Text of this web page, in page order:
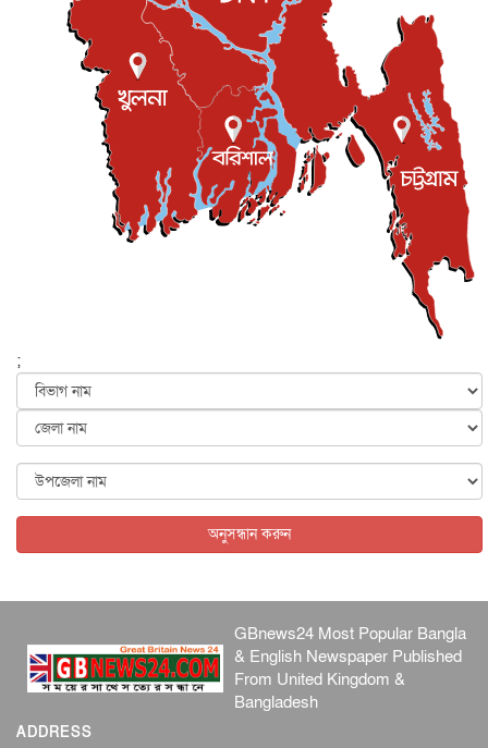
শিল্পকলায় চলচ্চিত্র উৎসব, বিনা মূল্যে দেখা যাবে ৬ সিনেমা
বিনোদন ৮ আগস্ট, ২০২৬
ইস্ট লন্ডন মসজিদের জুমার খুতবা : “কুরআন হোক জীবন দেখার
লেন্স...
ইসলাম ও জীবন ৭ আগস্ট, ২০২৬
সিলেটের কন্যা মোহিনী রশিদ এনওয়াইপিডির উচ্চপদস্থ কর্মকর্তা
দেশজুড়ে ৬ আগস্ট, ২০২৬
আজ থেকে সবার জন্য উন্মুক্ত জুলাই স্মৃতি জাদুঘর
৬ আগস্ট, ২০২৬
৬ আগস্ট, ২০২৬
জুলাইয়ের কৃতিত্ব নেওয়ার জন্য সবাই প্রতিযোগিতায় নেমেছে :
৬ আগস্ট, ২০২৬
৬ আগস্ট, ২০২৬
;
অনুসন্ধান করুন
GBnews24 Most Popular Bangla
& English Newspaper Published
From United Kingdom &
Bangladesh
ADDRESS